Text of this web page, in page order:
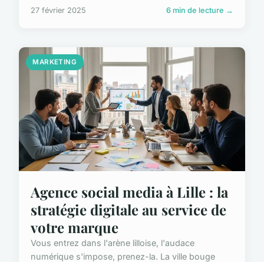
27 février 2025 6 min de lecture →
MARKETING
Agence social media à Lille : la
stratégie digitale au service de
votre marque
Vous entrez dans l'arène lilloise, l'audace
numérique s'impose, prenez-la. La ville bouge